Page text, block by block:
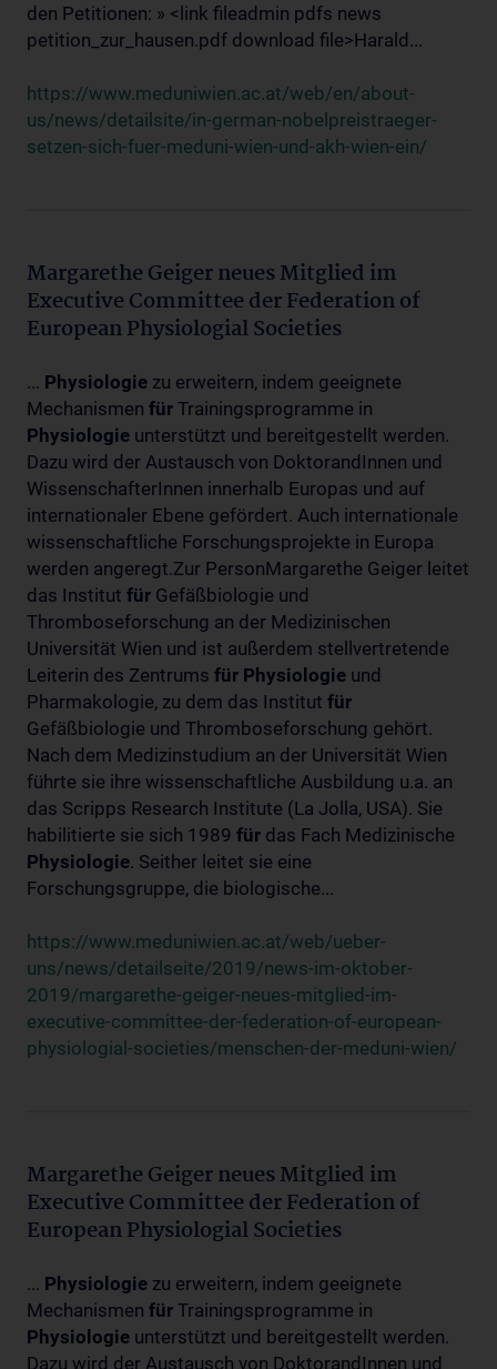
den Petitionen: » <link fileadmin pdfs news
petition_zur_hausen.pdf download file>Harald...
https://www.meduniwien.ac.at/web/en/about-
us/news/detailsite/in-german-nobelpreistraeger-
setzen-sich-fuer-meduni-wien-und-akh-wien-ein/
Margarethe Geiger neues Mitglied im
Executive Committee der Federation of
European Physiologial Societies
... Physiologie zu erweitern, indem geeignete
Mechanismen für Trainingsprogramme in
Physiologie unterstützt und bereitgestellt werden.
Dazu wird der Austausch von DoktorandInnen und
WissenschafterInnen innerhalb Europas und auf
internationaler Ebene gefördert. Auch internationale
wissenschaftliche Forschungsprojekte in Europa
werden angeregt.Zur PersonMargarethe Geiger leitet
das Institut für Gefäßbiologie und
Thromboseforschung an der Medizinischen
Universität Wien und ist außerdem stellvertretende
Leiterin des Zentrums für Physiologie und
Pharmakologie, zu dem das Institut für
Gefäßbiologie und Thromboseforschung gehört.
Nach dem Medizinstudium an der Universität Wien
führte sie ihre wissenschaftliche Ausbildung u.a. an
das Scripps Research Institute (La Jolla, USA). Sie
habilitierte sie sich 1989 für das Fach Medizinische
Physiologie. Seither leitet sie eine
Forschungsgruppe, die biologische...
https://www.meduniwien.ac.at/web/ueber-
uns/news/detailseite/2019/news-im-oktober-
2019/margarethe-geiger-neues-mitglied-im-
executive-committee-der-federation-of-european-
physiologial-societies/menschen-der-meduni-wien/
Margarethe Geiger neues Mitglied im
Executive Committee der Federation of
European Physiologial Societies
... Physiologie zu erweitern, indem geeignete
Mechanismen für Trainingsprogramme in
Physiologie unterstützt und bereitgestellt werden.
Dazu wird der Austausch von DoktorandInnen und